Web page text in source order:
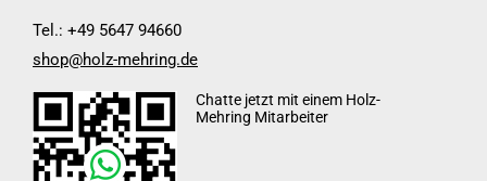
Tel.: +49 5647 94660
shop@holz-mehring.de
Chatte jetzt mit einem Holz-
Mehring Mitarbeiter